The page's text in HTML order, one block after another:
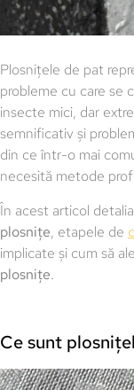
Plosnițele de pat
probleme cu care se
insecte mici, dar
semnificativ și
din ce într-o mai
necesită metode
În acest articol
plosnițe, etapele de
implicate și cum să
plosnițe.
Ce sunt